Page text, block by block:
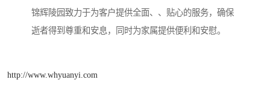
锦辉陵园致力于为客户提供全面、、贴心的服务，确保
逝者得到尊重和安息，同时为家属提供便利和安慰。
http://www.whyuanyi.com